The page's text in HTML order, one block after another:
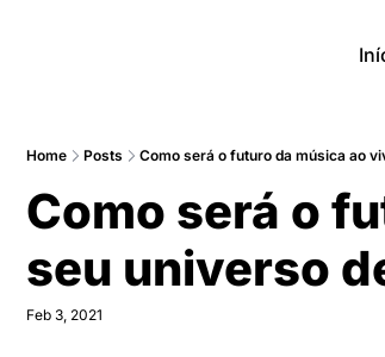
Home Posts Como será o futuro da música ao
Como será o
seu universo
Feb 3, 2021